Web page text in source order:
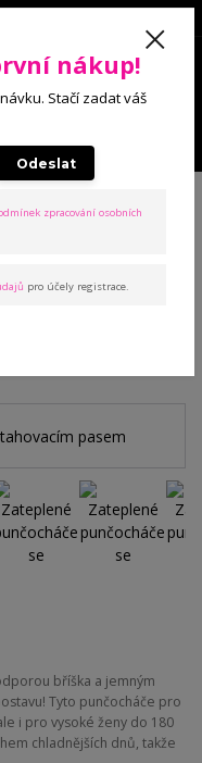
0 Kč
se
bříška a jemným
Tyto punčocháče pro
i pro vysoké ženy do 180
chladnějších dnů, takže
nákup!
Stačí zadat váš
Odeslat
zpracování osobních
pro účely registrace.